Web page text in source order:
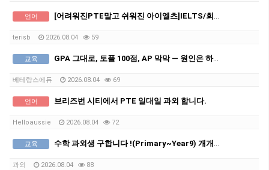
언어 [어려워진PTE말고 쉬워진 아이엘츠]IELTS/회화,기초영어 단기고득점 쪽집게 맞춤 과외
terisb 2026.08.04 59
교육 GPA 그대로, 토플 100점, AP 막막 — 원인은 하나입니다
베테랑스에듀 2026.08.04 69
언어 브리즈번 시티에서 PTE 일대일 과외 합니다.
Helloaussie 2026.08.04 72
교육 수학 과외생 구합니다 !(Primary~Year9) 개개인 맞춤 온라인 과외 꼼꼼하고 성실하게 지도합니다.
과외 2026.08.04 88